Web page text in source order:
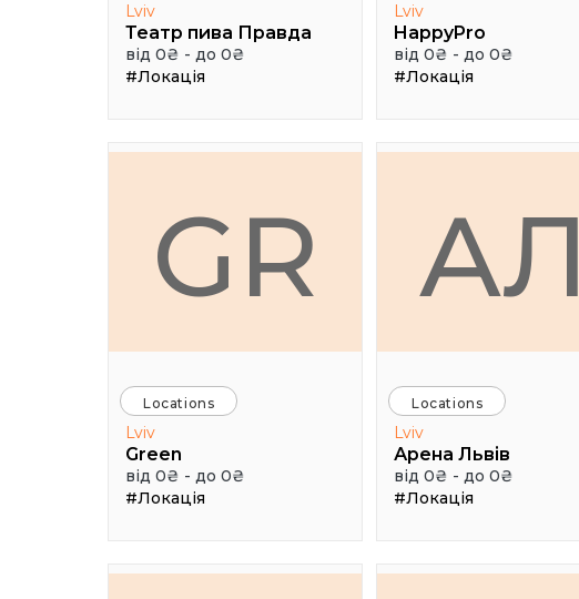
Lviv
Театр пива Правда
від 0₴ - до 0₴
#Локація
Lviv
HappyPro
від 0₴ - до 0₴
#Локація
GR
Locations
Lviv
Green
від 0₴ - до 0₴
#Локація
АЛ
Locations
Lviv
Арена Львів
від 0₴ - до 0₴
#Локація